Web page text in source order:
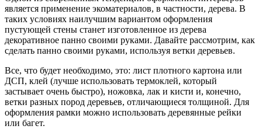
является применение экоматериалов, в частности, дерева. В
таких условиях наилучшим вариантом оформления
пустующей стены станет изготовленное из дерева
декоративное панно своими руками. Давайте рассмотрим, как
сделать панно своими руками, используя ветки деревьев.
Все, что будет необходимо, это: лист плотного картона или
ДСП, клей (лучше использовать термоклей, который
застывает очень быстро), ножовка, лак и кисти и, конечно,
ветки разных пород деревьев, отличающиеся толщиной. Для
оформления рамки можно использовать деревянные рейки
или багет.